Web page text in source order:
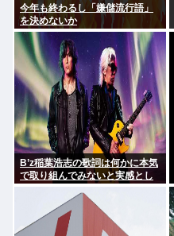
今年も終わるし「嫌儲流行語」
を決めないか
B’z稲葉浩志の歌詞は何かに本気
で取り組んでみないと実感とし
てわからない